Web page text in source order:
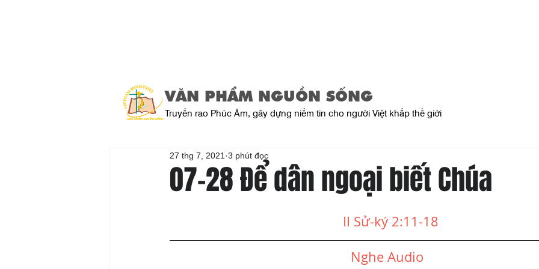
VĂN PHẨM NGUỒN SỐNG
Truyền rao Phúc Âm, gây dựng niềm tin cho người Việt khắp thế giới
07-28 Để dân ngoại biết Chúa
27 thg 7, 2021 3 phút đọc
II Sử-ký 2:11-18
Nghe Audio